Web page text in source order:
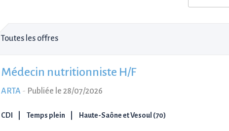
Toutes les offres
Médecin nutritionniste H/F
ARTA - Publiée le 28/07/2026
CDI Temps plein Haute-Saône et Vesoul (70)